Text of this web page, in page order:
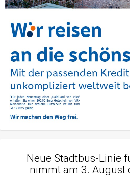
Neue Stadtbus-Linie
nimmt am 3. August